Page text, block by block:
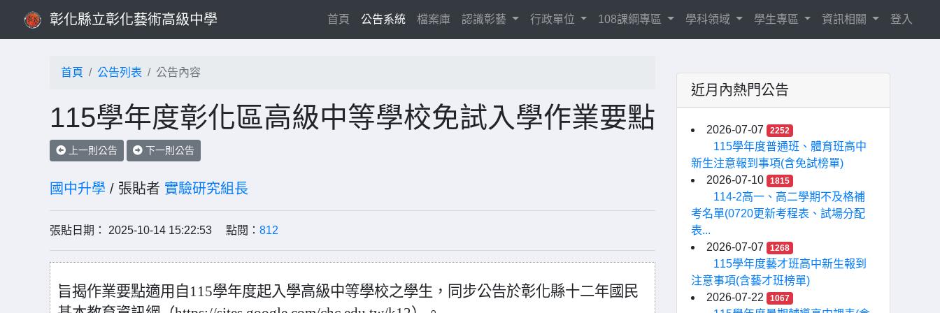
彰化縣立彰化藝術高級中學 首頁(current)
公告系統 檔案庫 認識彰藝 行政單位 108課綱專區 學科領域 學生專區 資訊相關 登入
首頁 公告列表 公告內容
115學年度彰化區高級中等學校免試入學作業要點
上一則公告 下一則公告
國中升學 / 張貼者 實驗研究組長
張貼日期： 2025-10-14 15:22:53 點閱： 812
旨揭作業要點適用自115學年度起入學高級中等學校之學生，同步公告於彰化縣十二年國民
近月內熱門公告
2026-07-07 2252
115學年度普通班、體育班高中
新生注意報到事項(含免試榜單)
2026-07-10
1815
114-2高一、高二學期不及格補
考名單(0720更新考程表、試場分配
表...
2026-07-07
1268
115學年度藝才班高中新生報到
注意事項(含藝才班榜單)
2026-07-22
1067